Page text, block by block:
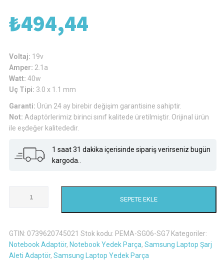
₺494,44
Voltaj: 19v
Amper: 2.1a
Watt: 40w
Uç Tipi: 3.0 x 1.1 mm
Garanti: Ürün 24 ay birebir değişim garantisine sahiptir.
Not: Adaptörlerimiz birinci sınıf kalitede üretilmiştir. Orijinal ürün
ile eşdeğer kalitededir.
1 saat 31 dakika içerisinde sipariş verirseniz bugün
kargoda..
NP540U3C-
Aleti
Adaptör
adet
SEPETE EKLE
GTIN: 0739620745021 Stok kodu: PEMA-SG06-SG7 Kategoriler:
Notebook Adaptör, Notebook Yedek Parça, Samsung Laptop Şarj
Aleti Adaptör, Samsung Laptop Yedek Parça